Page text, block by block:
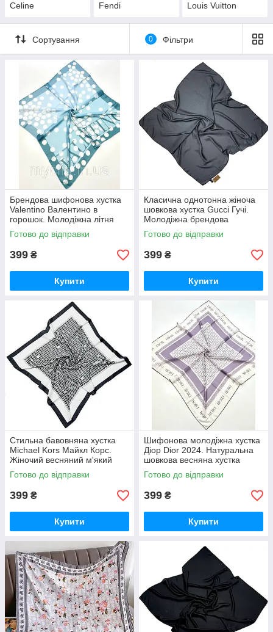
Celine Fendi Louis Vuitton
Сортування 0 Фільтри
Брендова шифонова хустка
Valentino Валентино в
горошок. Молодіжна літня
хустка з ручною підшивкою
Готово до відправки
399 ₴
Купити
Класична однотонна жіноча
шовкова хустка Gucci Гучі.
Молодіжна брендова
натуральна літня хустка
Готово до відправки
399 ₴
Купити
Стильна бавовняна хустка
Michael Kors Майкл Корс.
Жіночий весняний м'який
натуральний платок з ручною
підшивкою
Готово до відправки
399 ₴
Купити
Шифонова молодіжна хустка
Діор Dior 2024. Натуральна
шовкова весняна хустка
Christian Dior з ручною
підшивкою
Готово до відправки
399 ₴
Купити